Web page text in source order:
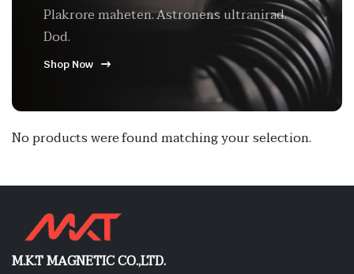
Plakrore maheten. Astronens ultranirad.
Dod.
Shop Now
No products were found matching your selection.
M.K.T MAGNETIC CO.,LTD.